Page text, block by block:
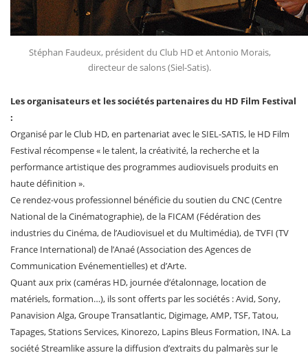
Stéphan Faudeux, président du Club HD et Antonio Morais,
directeur de salons (Siel-Satis).
Les organisateurs et les sociétés partenaires du HD Film Festival
:
Organisé par le Club HD, en partenariat avec le SIEL-SATIS, le HD Film
Festival récompense « le talent, la créativité, la recherche et la
performance artistique des programmes audiovisuels produits en
haute définition ».
Ce rendez-vous professionnel bénéficie du soutien du CNC (Centre
National de la Cinématographie), de la FICAM (Fédération des
industries du Cinéma, de l’Audiovisuel et du Multimédia), de TVFI (TV
France International) de l’Anaé (Association des Agences de
Communication Evénementielles) et d’Arte.
Quant aux prix (caméras HD, journée d’étalonnage, location de
matériels, formation…), ils sont offerts par les sociétés : Avid, Sony,
Panavision Alga, Groupe Transatlantic, Digimage, AMP, TSF, Tatou,
Tapages, Stations Services, Kinorezo, Lapins Bleus Formation, INA. La
société Streamlike assure la diffusion d’extraits du palmarès sur le